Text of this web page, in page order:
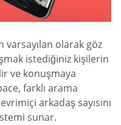
varsayılan olarak göz
istediğiniz kişilerin
ve konuşmaya
farklı arama
arkadaş sayısını
sunar.